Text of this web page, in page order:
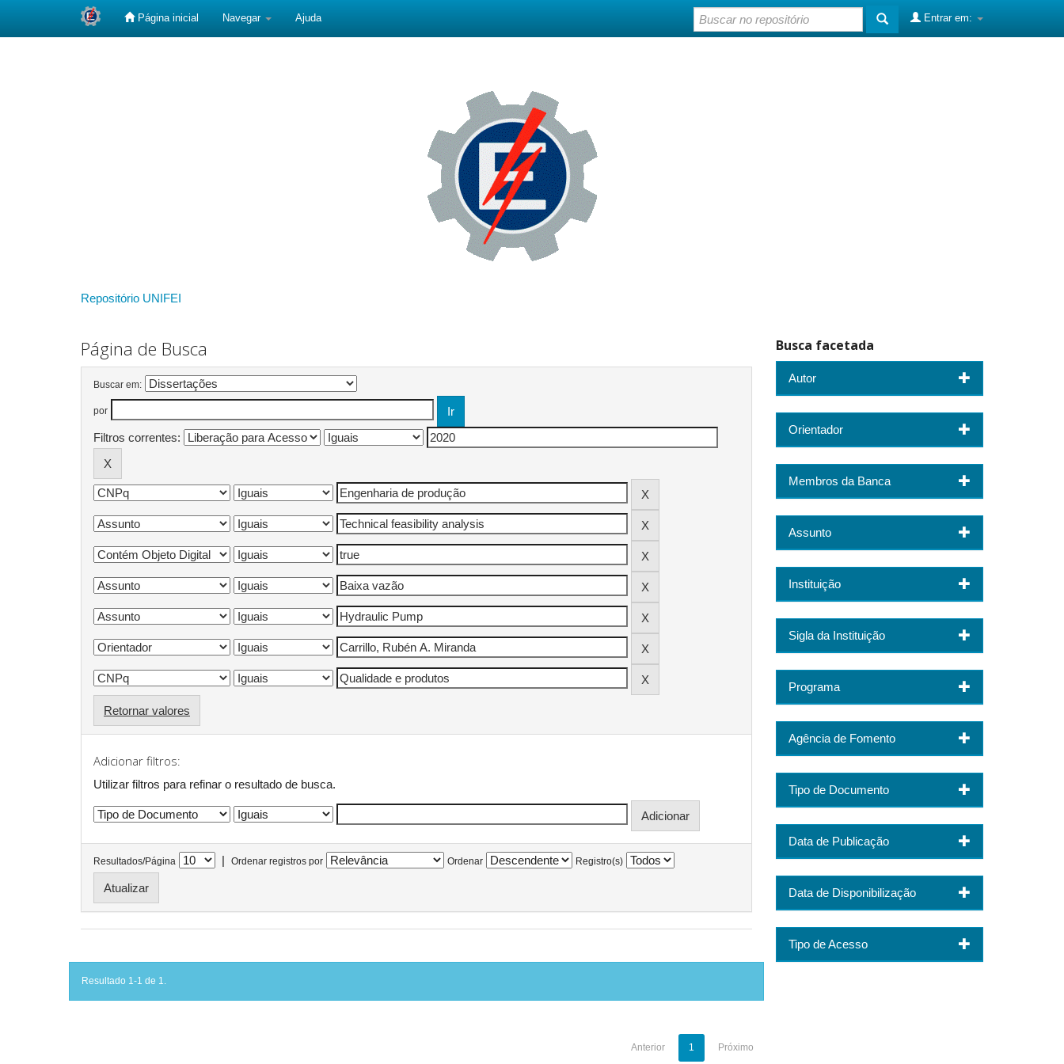
Página inicial Navegar Ajuda Entrar em:
Repositório UNIFEI
Página de Busca
Buscar em:
por
Filtros correntes:
Retornar valores
Adicionar filtros:
Utilizar filtros para refinar o resultado de busca.
Resultados/Página | Ordenar registros por Ordenar Registro(s)
Resultado 1-1 de 1.
Anterior 1 Próximo
Busca facetada
Autor
Orientador
Membros da Banca
Assunto
Instituição
Sigla da Instituição
Programa
Agência de Fomento
Tipo de Documento
Data de Publicação
Data de Disponibilização
Tipo de Acesso